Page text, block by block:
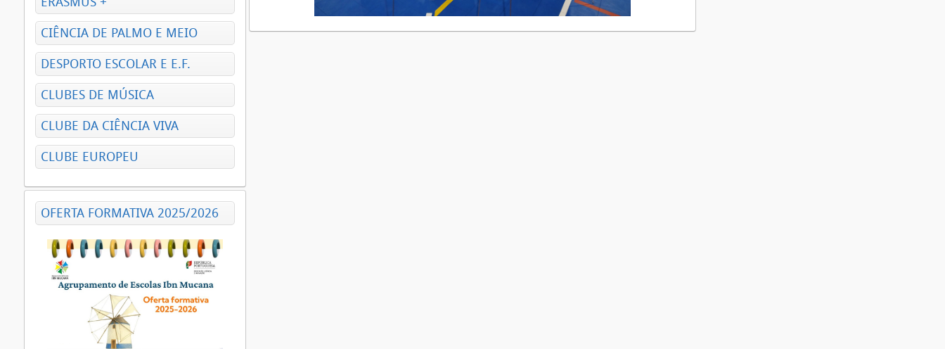
CIÊNCIA DE PALMO E MEIO
DESPORTO ESCOLAR E E.F.
CLUBES DE MÚSICA
CLUBE DA CIÊNCIA VIVA
CLUBE EUROPEU
OFERTA FORMATIVA 2025/2026